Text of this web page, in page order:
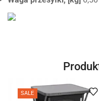
SALE